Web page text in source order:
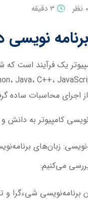
0 نظر 3 دقیقه
نویسی
یک فرآیند است که
اجرای محاسبات ساده
کامپیوتر به دانش
زبان‌های
می‌کنیم:
برنامه‌نویسی شیءگرا